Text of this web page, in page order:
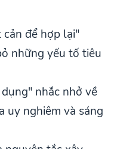
để hợp lại"
những yếu tố tiêu
nhắc nhở về
uy nghiêm và sáng